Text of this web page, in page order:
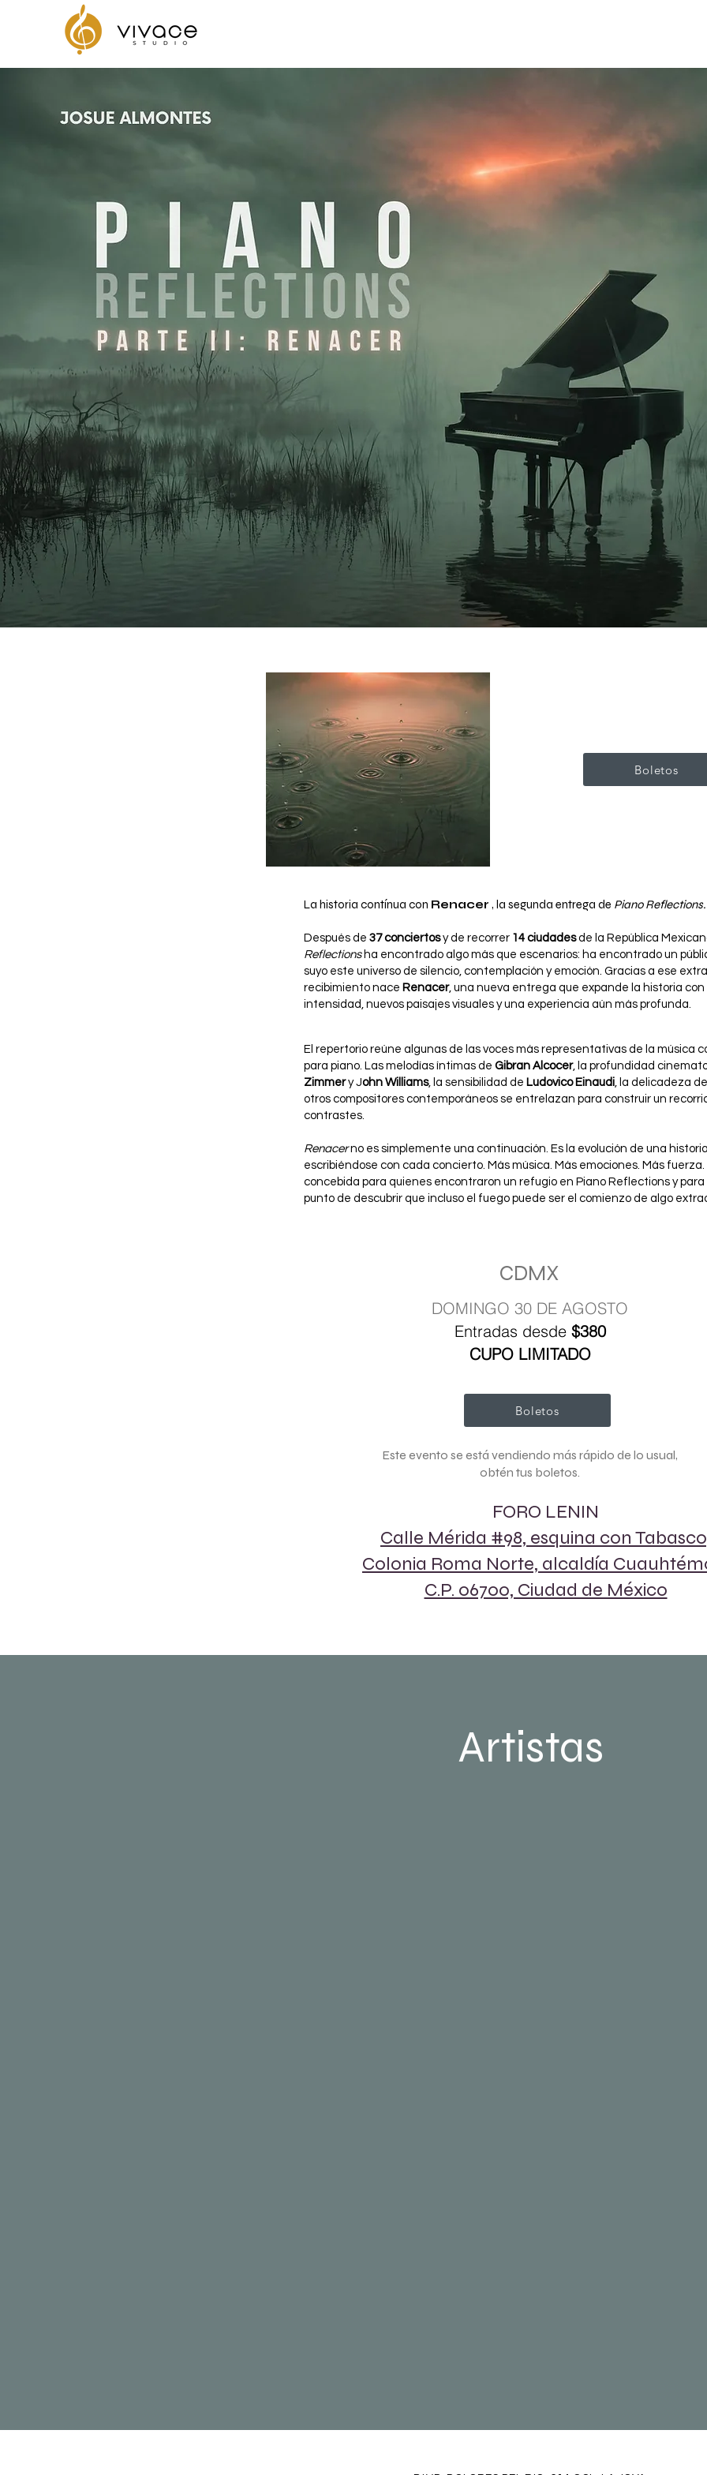
Boletos
La historia contínua con Renacer , la segunda entrega de Piano Reflections.
Después de 37 conciertosy de recorrer 14 ciudadesde la República
Reflectionsha encontrado algo más que escenarios: ha encontrado un
suyo este universo de silencio, contemplación y emoción. Gracias a ese
recibimiento nace Renacer, una nueva entrega que expande la historia con
intensidad, nuevos paisajes visuales y una experiencia aún más profunda.
El repertorio reúne algunas de las voces más representativas de la música
para piano. Las melodías íntimas de Gibran Alcocer, la profundidad
Zimmery John Williams, la sensibilidad de Ludovico Einaudi, la delicadeza de
otros compositores contemporáneos se entrelazan para construir un
contrastes.
Renacerno es simplemente una continuación. Es la evolución de una
escribiéndose con cada concierto. Más música. Más emociones. Más
concebida para quienes encontraron un refugio en Piano Reflections y
punto de descubrir que incluso el fuego puede ser el comienzo de algo
CDMX
DOMINGO 30 DE AGOSTO
Entradas desde $380
CUPO LIMITADO
Boletos
Este evento se está vendiendo más rápido de lo usual,
obtén tus boletos.
FORO LENIN
Calle Mérida #98, esquina con
Colonia Roma Norte, alcaldía
C.P. 06700, Ciudad de México
Artistas